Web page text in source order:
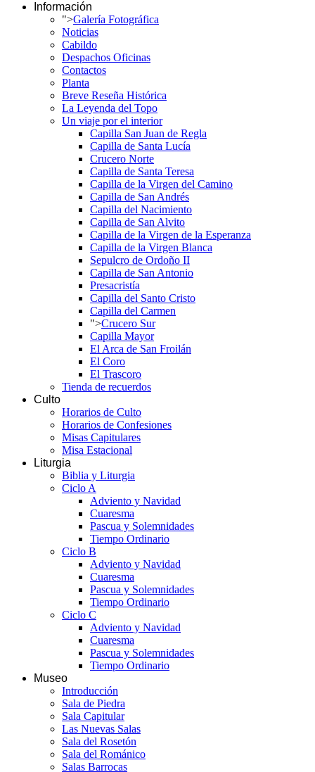
Información
">Galería Fotográfica
Noticias
Cabildo
Despachos Oficinas
Contactos
Planta
Breve Reseña Histórica
La Leyenda del Topo
Un viaje por el interior
Capilla San Juan de Regla
Capilla de Santa Lucía
Crucero Norte
Capilla de Santa Teresa
Capilla de la Virgen del Camino
Capilla de San Andrés
Capilla del Nacimiento
Capilla de San Alvito
Capilla de la Virgen de la Esperanza
Capilla de la Virgen Blanca
Sepulcro de Ordoño II
Capilla de San Antonio
Presacristía
Capilla del Santo Cristo
Capilla del Carmen
">Crucero Sur
Capilla Mayor
El Arca de San Froilán
El Coro
El Trascoro
Tienda de recuerdos
Culto
Horarios de Culto
Horarios de Confesiones
Misas Capitulares
Misa Estacional
Liturgia
Biblia y Liturgia
Ciclo A
Adviento y Navidad
Cuaresma
Pascua y Solemnidades
Tiempo Ordinario
Ciclo B
Adviento y Navidad
Cuaresma
Pascua y Solemnidades
Tiempo Ordinario
Ciclo C
Adviento y Navidad
Cuaresma
Pascua y Solemnidades
Tiempo Ordinario
Museo
Introducción
Sala de Piedra
Sala Capitular
Las Nuevas Salas
Sala del Rosetón
Sala del Románico
Salas Barrocas